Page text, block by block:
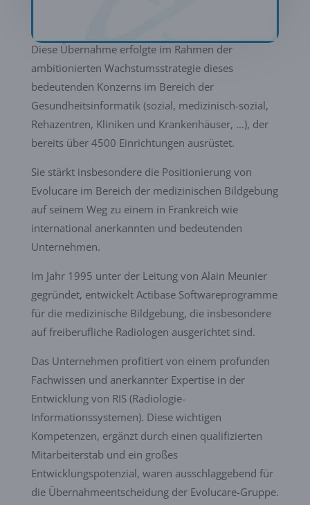
Diese Übernahme erfolgte im Rahmen der
ambitionierten Wachstumsstrategie dieses
bedeutenden Konzerns im Bereich der
Gesundheitsinformatik (sozial, medizinisch-sozial,
Rehazentren, Kliniken und Krankenhäuser, …), der
bereits über 4500 Einrichtungen ausrüstet.
Sie stärkt insbesondere die Positionierung von
Evolucare im Bereich der medizinischen Bildgebung
auf seinem Weg zu einem in Frankreich wie
international anerkannten und bedeutenden
Unternehmen.
Im Jahr 1995 unter der Leitung von Alain Meunier
gegründet, entwickelt Actibase Softwareprogramme
für die medizinische Bildgebung, die insbesondere
auf freiberufliche Radiologen ausgerichtet sind.
Das Unternehmen profitiert von einem profunden
Fachwissen und anerkannter Expertise in der
Entwicklung von RIS (Radiologie-
Informationssystemen). Diese wichtigen
Kompetenzen, ergänzt durch einen qualifizierten
Mitarbeiterstab und ein großes
Entwicklungspotenzial, waren ausschlaggebend für
die Übernahmeentscheidung der Evolucare-Gruppe.